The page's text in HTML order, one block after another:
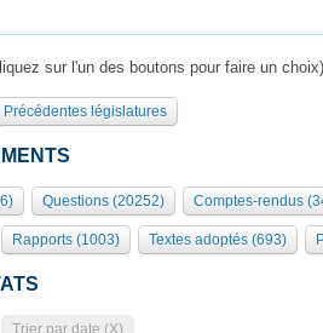
organes
l'Assemblée
des Présidents Bureau Collège des
Bourbon
sur l'un des boutons pour faire un choix)
Précédentes législatures
Questions (20252) Comptes-rendus
Rapports (1003) Textes adoptés (693)
Trier par date (X)